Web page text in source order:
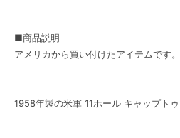
■商品説明
アメリカから買い付けたアイテムです。
1958年製の米軍 11ホール キャップト